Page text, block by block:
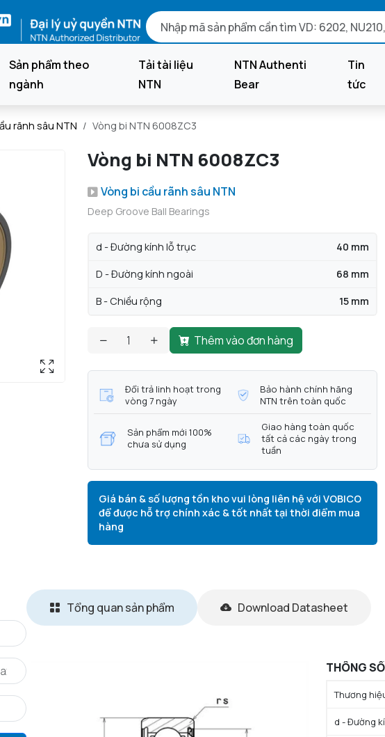
Sản phẩm theo
ngành
Tải tài liệu
NTN
NTN Authenti
Bear
Tin
tức
rãnh sâu NTN Vòng bi NTN 6008ZC3
Vòng bi NTN 6008ZC3
Vòng bi cầu rãnh sâu NTN
Deep Groove Ball Bearings
d - Đường kính lỗ trục 40 mm
D - Đường kính ngoài 68 mm
B - Chiều rộng 15 mm
Thêm vào đơn hàng
Đổi trả linh hoạt trong
vòng 7 ngày
Bảo hành chính hãng
NTN trên toàn quốc
Sản phẩm mới 100%
chưa sử dụng
Giao hàng toàn quốc
tất cả các ngày trong
tuần
Giá bán & số lượng tồn kho vui lòng liên hệ với VOBICO
để được hỗ trợ chính xác & tốt nhất tại thời điểm mua
hàng
Tổng quan sản phẩm Download Datasheet
THÔNG
Thương
d - Đường